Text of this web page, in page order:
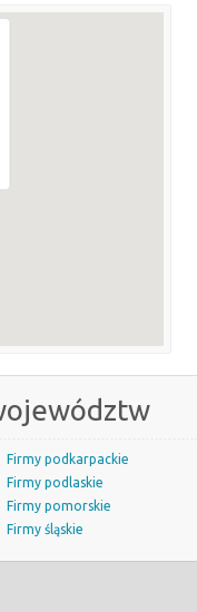
Firmy podkarpackie
Firmy podlaskie
Firmy pomorskie
Firmy śląskie